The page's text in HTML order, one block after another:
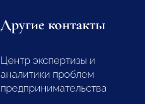
Другие контакты
Центр экспертизы и
аналитики проблем
предпринимательства